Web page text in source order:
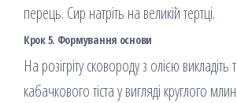
перець. Сир натріть на великій тертці.
Крок 5. Формування основи
На розігріту сковороду з олією
кабачкового тіста у вигляді круглого